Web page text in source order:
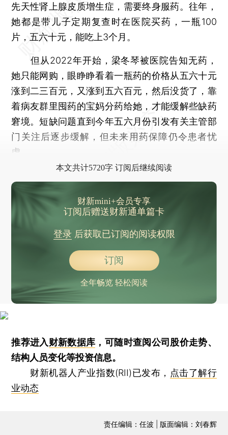
先天性肾上腺皮质增生症，需要终身服药。往年，
她都是带儿子定期复查时在医院买药，一瓶100
片，五六十元，能吃上3个月。
但从2022年开始，梁冬琴被医院告知无药，
她只能网购，眼睁睁看着一瓶药的价格从五六十元
涨到二三百元，又涨到五六百元，然后没货了，靠
着病友群里囤药的宝妈分药给她，才能缓解些缺药
窘境。短缺问题直到今年五六月份引发有关主管部
门关注后逐步缓解，但未来用药保障仍令患者忧
虑。
本文共计5720字 订阅后继续阅读
财新mini+会员专享
订阅后赠送财新通单篇卡
登录后获取已订阅的阅读权限
订阅
全年畅览 轻松阅读
推荐进入财新数据库 ，可随时查阅公司股价走势、
结构人员变化等投资信息。
财新机器人产业指数(RII)已发布， 点击了解行
业动态
责任编辑：任波 | 版面编辑：刘春辉